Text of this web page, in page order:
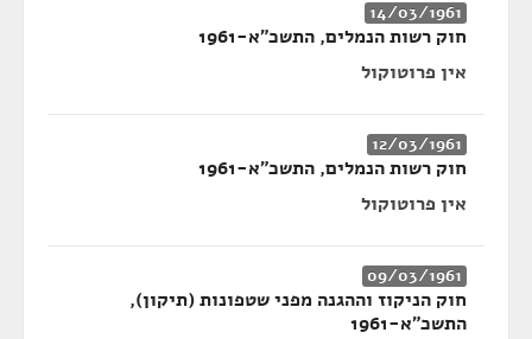
14/03/1961
חוק רשות הנמלים, התשכ"א-1961
אין פרוטוקול
12/03/1961
חוק רשות הנמלים, התשכ"א-1961
אין פרוטוקול
09/03/1961
חוק הניקוז וההגנה מפני שטפונות (תיקון),
התשכ"א-1961